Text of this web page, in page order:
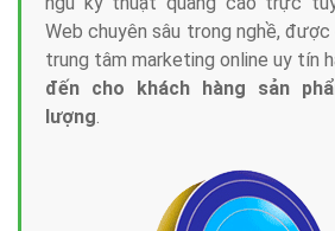
Web chuyên sâu trong nghề,
trung tâm marketing online uy tín
đến cho khách hàng sản
lượng.